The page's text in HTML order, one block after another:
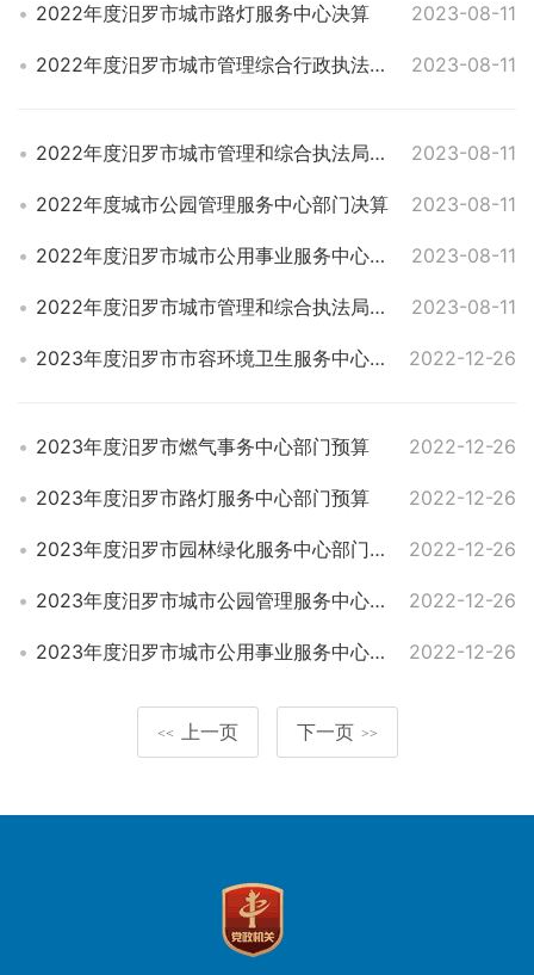
2022年度汨罗市城市路灯服务中心决算 2023-08-11
2022年度汨罗市城市管理综合行政执法大队部门决算 2023-08-11
2022年度汨罗市城市管理和综合执法局部门决算 2023-08-11
2022年度城市公园管理服务中心部门决算 2023-08-11
2022年度汨罗市城市公用事业服务中心决算 2023-08-11
2022年度汨罗市城市管理和综合执法局系统部门决算 2023-08-11
2023年度汨罗市市容环境卫生服务中心部门预算 2022-12-26
2023年度汨罗市燃气事务中心部门预算 2022-12-26
2023年度汨罗市路灯服务中心部门预算 2022-12-26
2023年度汨罗市园林绿化服务中心部门预算 2022-12-26
2023年度汨罗市城市公园管理服务中心部门预算 2022-12-26
2023年度汨罗市城市公用事业服务中心部门预算 2022-12-26
<< 上一页 下一页 >>